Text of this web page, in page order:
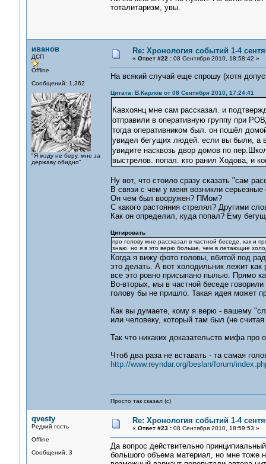
тоталитаризм, увы.
иванов
ДСП
Offline
Сообщений: 1,362
"Я мзду не беру, мне за
державу обидно"
Re: Хронология событий 1-4
« Ответ #22 :08 Сентября 2010, 18:58:42 »
На всякий случай еще спрошу (хотя
Цитата: В.Карлов от 08 Сентября 2010, 17:24:41
Кавхоянц мне сам рассказал. и
отправили в оперативную группу при
тогда оперативником был. он пошёл
увидел бегущих людей. если вы были, а
увидите насквозь двор домов по
выстрелов. попал. кто ранил Ходова, и
Ну вот, что стоило сразу сказать "сам
В связи с чем у меня возникли серьезные
Он чем был вооружен? ПМом?
С какого растояния стрелял? Другими
Как он определил, куда попал? Ему
Цитировать
про голову мне рассказал в частной беседе, как и
знаю. но я в это верю больше, чем в летающие
Когда я вижу фото головы, вбитой под
это делать. А вот холодильник лежит
все это ровно присыпано пылью. Прямо
Во-вторых, мы в частной беседе
голову бы не пришло. Такая идея может
Как вы думаете, кому я верю - вашему
или человеку, который там был (не
Так что никаких доказательств мифа
Чтоб два раза не вставать - та самая
http://www.reyndar.org/beslan/forum/
Просто так сказал (с)
qvesty
Редкий гость
Offline
Сообщений: 3
Re: Хронология событий 1-4
« Ответ #23 :08 Сентября 2010, 18:59:53 »
Да вопрос действительно
большого объема материал, но мне тоже